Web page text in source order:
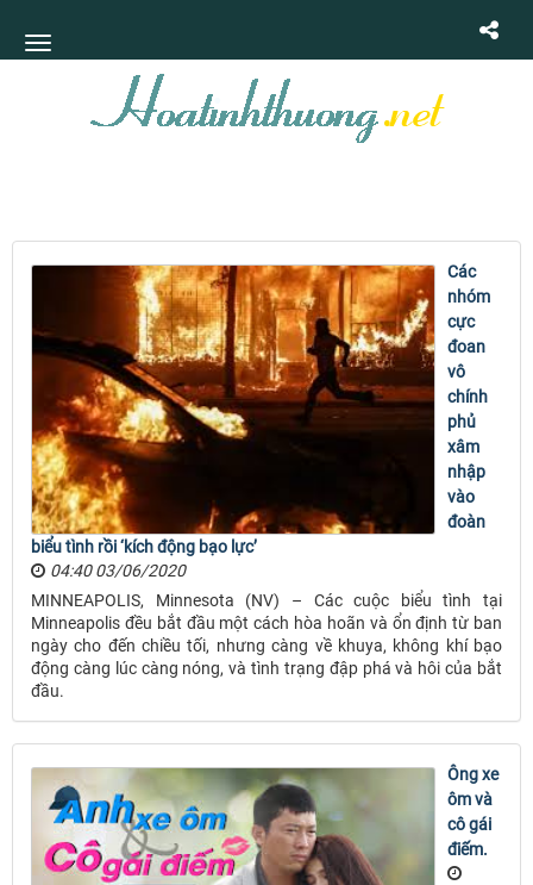
Các
nhóm
cực
đoan
vô
chính
phủ
xâm
nhập
vào
đoàn
biểu tình rồi ‘kích động bạo lực’
04:40 03/06/2020
MINNEAPOLIS, Minnesota (NV) – Các cuộc biểu tình tại
Minneapolis đều bắt đầu một cách hòa hoãn và ổn định từ ban
ngày cho đến chiều tối, nhưng càng về khuya, không khí bạo
động càng lúc càng nóng, và tình trạng đập phá và hôi của bắt
đầu.
Ông xe
ôm và
cô gái
điếm.